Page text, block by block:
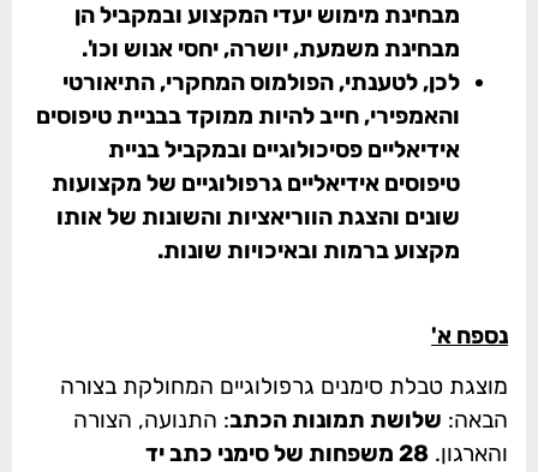
מבחינת מימוש יעדי המקצוע ובמקביל הן
מבחינת משמעת, יושרה, יחסי אנוש וכו'.
לכן, לטענתי, הפולמוס המחקרי, התיאורטי
והאמפירי, חייב להיות ממוקד בבניית טיפוסים
אידיאליים פסיכולוגיים ובמקביל בניית
טיפוסים אידיאליים גרפולוגיים של מקצועות
שונים והצגת הווריאציות והשונות של אותו
מקצוע ברמות ובאיכויות שונות.
נספח א'
מוצגת טבלת סימנים גרפולוגיים המחולקת בצורה
הבאה:שלושת תמונות הכתב: התנועה, הצורה
והארגון.
28 משפחות של סימני כתב יד